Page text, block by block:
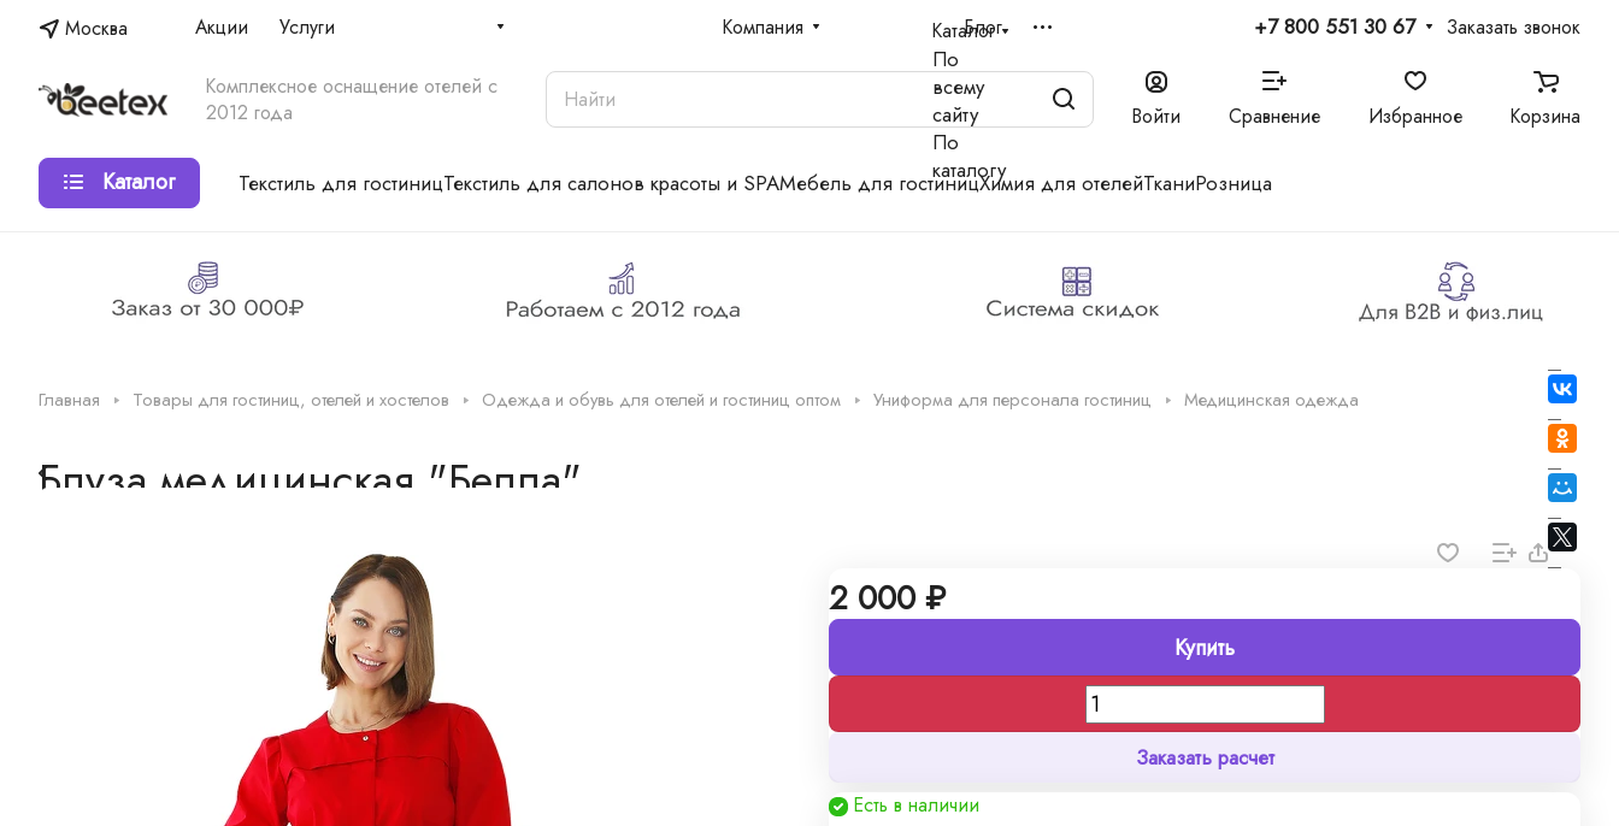
Москва Акции Услуги Компания Блог +7 800 551 30 67 Заказать звонок
Комплексное оснащение отелей с
2012 года
Каталог
По
всему
сайту
По
каталогу
Войти Сравнение Избранное Корзина
Каталог Текстиль для гостиницТекстиль для салонов красоты и SPAМебель для гостиницХимия для отелейТканиРозница
Главная Товары для гостиниц, отелей и хостелов Одежда и обувь для отелей и гостиниц оптом Униформа для персонала гостиниц Медицинская одежда
Блуза медицинская "Белла"
Наши специалисты - профессионалы
2 000 ₽
Купить
Заказать расчет
Есть в наличии